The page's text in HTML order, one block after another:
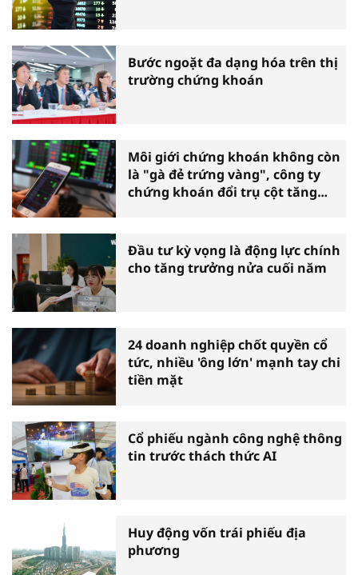
Bước ngoặt đa dạng hóa trên thị
trường chứng khoán
Môi giới chứng khoán không còn
là "gà đẻ trứng vàng", công ty
chứng khoán đổi trụ cột tăng
Đầu tư kỳ vọng là động lực chính
cho tăng trưởng nửa cuối năm
24 doanh nghiệp chốt quyền cổ
tức, nhiều 'ông lớn' mạnh tay chi
tiền mặt
Cổ phiếu ngành công nghệ thông
tin trước thách thức AI
Huy động vốn trái phiếu địa
phương